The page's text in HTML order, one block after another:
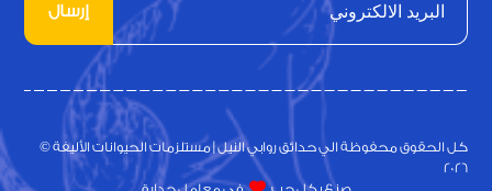
إرسال
كل الحقوق محفوظة الي حدائق روابي النيل | مستلزمات الحيوانات الأليفة ©
2026